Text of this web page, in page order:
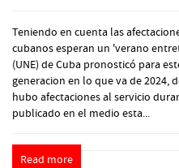
Teniendo en cuenta las
cubanos esperan un 'verano
(UNE) de Cuba pronosticó para
generacion en lo que va de 2024,
hubo afectaciones al servicio
publicado en el medio esta...
Read more